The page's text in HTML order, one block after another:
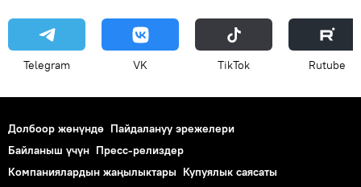
Telegram VK ТikТоk Rutube
Долбоор жөнүндө Пайдалануу эрежелери
Байланыш үчүн Пресс-релиздер
Компаниялардын жаңылыктары Купуялык саясаты